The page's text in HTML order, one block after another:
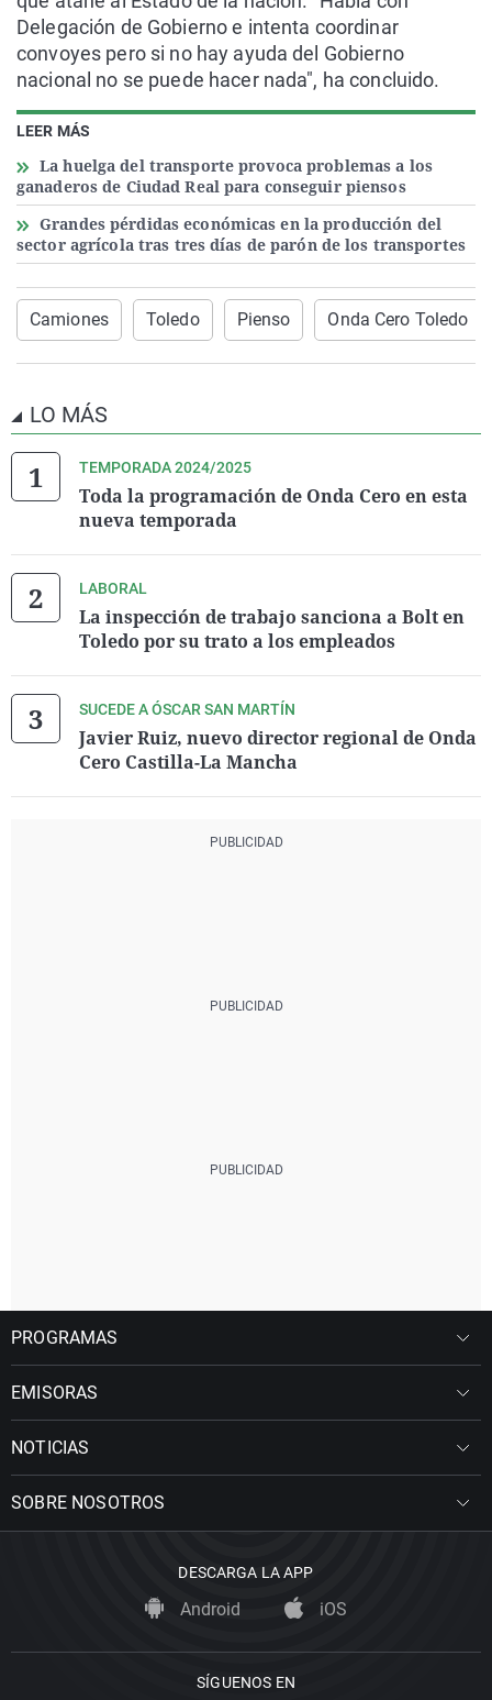
LEER MÁS
La huelga del transporte provoca problemas a los
ganaderos de Ciudad Real para conseguir piensos
Grandes pérdidas económicas en la producción del
sector agrícola tras tres días de parón de los transportes
Delegación de Gobierno e intenta coordinar
convoyes pero si no hay ayuda del Gobierno
nacional no se puede hacer nada", ha concluido.
Camiones Toledo Pienso Onda Cero Toledo
LO MÁS
TEMPORADA 2024/2025
Toda la programación de Onda Cero en esta
nueva temporada
LABORAL
La inspección de trabajo sanciona a Bolt en
Toledo por su trato a los empleados
SUCEDE A ÓSCAR SAN MARTÍN
Javier Ruiz, nuevo director regional de Onda
Cero Castilla-La Mancha
PROGRAMAS
EMISORAS
NOTICIAS
SOBRE NOSOTROS
DESCARGA LA APP
Android iOS
SÍGUENOS EN